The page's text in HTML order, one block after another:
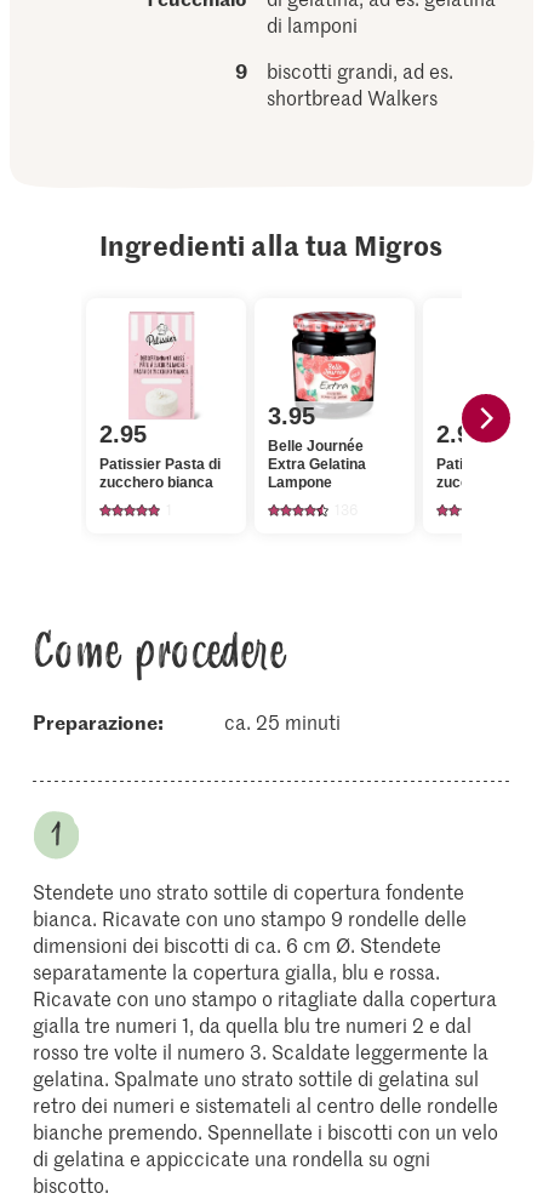
di lamponi
9
biscotti grandi, ad es.
shortbread Walkers
Ingredienti alla tua Migros
2.95
Patissier Pasta di
zucchero bianca
3.95
Belle Journée
Extra Gelatina
Lampone
2.95
Patissier
zucchero
Come procedere
Preparazione: ca. 25 minuti
Stendete uno strato sottile di copertura fondente
bianca. Ricavate con uno stampo 9 rondelle delle
dimensioni dei biscotti di ca. 6 cm Ø. Stendete
separatamente la copertura gialla, blu e rossa.
Ricavate con uno stampo o ritagliate dalla copertura
gialla tre numeri 1, da quella blu tre numeri 2 e dal
rosso tre volte il numero 3. Scaldate leggermente la
gelatina. Spalmate uno strato sottile di gelatina sul
retro dei numeri e sistemateli al centro delle rondelle
bianche premendo. Spennellate i biscotti con un velo
di gelatina e appiccicate una rondella su ogni
biscotto.